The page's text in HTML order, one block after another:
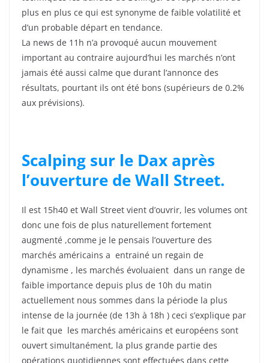
plus en plus ce qui est synonyme de faible volatilité et
d’un probable départ en tendance.
La news de 11h n’a provoqué aucun mouvement
important au contraire aujourd’hui les marchés n’ont
jamais été aussi calme que durant l’annonce des
résultats, pourtant ils ont été bons (supérieurs de 0.2%
aux prévisions).
Scalping sur le Dax après
l’ouverture de Wall Street.
Il est 15h40 et Wall Street vient d’ouvrir, les volumes ont
donc une fois de plus naturellement fortement
augmenté ,comme je le pensais l’ouverture des
marchés américains a entrainé un regain de
dynamisme , les marchés évoluaient dans un range de
faible importance depuis plus de 10h du matin
actuellement nous sommes dans la période la plus
intense de la journée (de 13h à 18h ) ceci s’explique par
le fait que les marchés américains et européens sont
ouvert simultanément, la plus grande partie des
opérations quotidiennes sont effectuées dans cette